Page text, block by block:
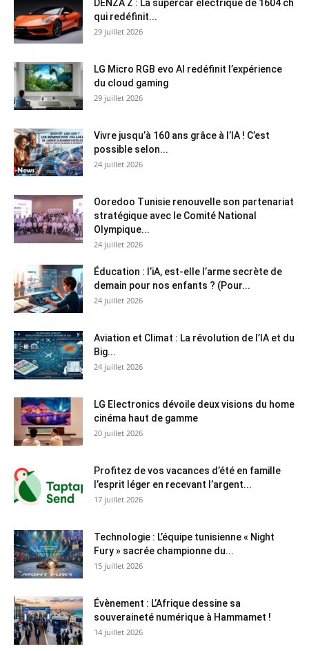
DENZA Z : La supercar électrique de 1604 ch
qui redéfinit...
29 juillet 2026
LG Micro RGB evo AI redéfinit l’expérience
du cloud gaming
29 juillet 2026
Vivre jusqu’à 160 ans grâce à l’IA ! C’est
possible selon...
24 juillet 2026
Ooredoo Tunisie renouvelle son partenariat
stratégique avec le Comité National
Olympique...
24 juillet 2026
Éducation : l’iA, est-elle l’arme secrète de
demain pour nos enfants ? (Pour...
24 juillet 2026
Aviation et Climat : La révolution de l’IA et du
Big...
24 juillet 2026
LG Electronics dévoile deux visions du home
cinéma haut de gamme
20 juillet 2026
Profitez de vos vacances d’été en famille
l’esprit léger en recevant l’argent...
17 juillet 2026
Technologie : L’équipe tunisienne « Night
Fury » sacrée championne du...
15 juillet 2026
Évènement : L’Afrique dessine sa
souveraineté numérique à Hammamet !
14 juillet 2026